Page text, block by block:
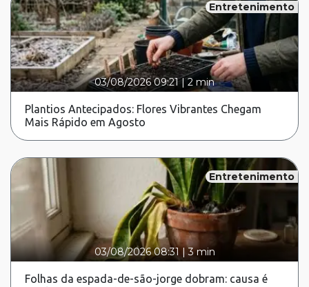
Entretenimento
03/08/2026 09:21|2 min
Plantios Antecipados: Flores Vibrantes Chegam
Mais Rápido em Agosto
Entretenimento
03/08/2026 08:31 |3 min
Folhas da espada-de-são-jorge dobram: causa é